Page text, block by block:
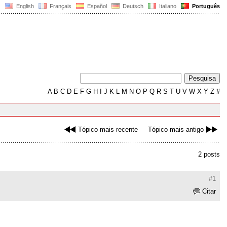
English Français Español Deutsch Italiano Português
AB C D E F G H J K L M N O P Q R S T U V W X Y Z #
Tópico mais recente Tópico mais antigo
2 posts
#1
Citar